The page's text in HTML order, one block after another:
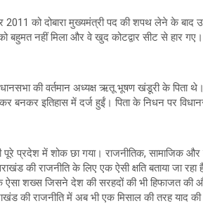
2011 को दोबारा मुख्यमंत्री पद की शपथ लेने के बाद
बहुमत नहीं मिला और वे खुद कोटद्वार सीट से हार गए।
की वर्तमान अध्यक्ष ऋतू भूषण खंडूरी के पिता
बनकर इतिहास में दर्ज हुईं। पिता के निधन पर
प्रदेश में शोक छा गया। राजनीतिक, सामाजिक और
की राजनीति के लिए एक ऐसी क्षति बताया जा
ऐसा शख्स जिसने देश की सरहदों की भी हिफाजत
की राजनीति में अब भी एक मिसाल की तरह याद की